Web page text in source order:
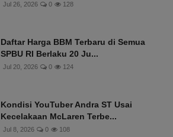
Jul 26, 2026 0 128
Daftar Harga BBM Terbaru di Semua
SPBU RI Berlaku 20 Ju...
Jul 20, 2026 0 124
Kondisi YouTuber Andra ST Usai
Kecelakaan McLaren Terbe...
Jul 8, 2026 0 108